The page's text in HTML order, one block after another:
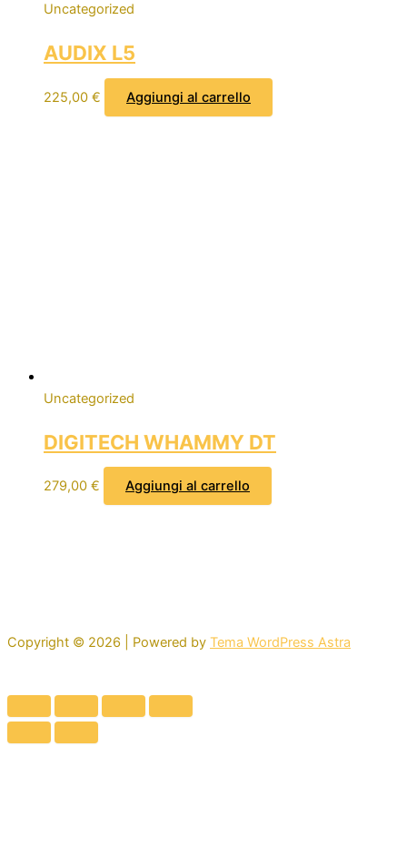
Uncategorized
AUDIX L5
225,00 € Aggiungi al carrello
Uncategorized
DIGITECH WHAMMY DT
279,00 € Aggiungi al carrello
Copyright © 2026 | Powered by Tema WordPress Astra